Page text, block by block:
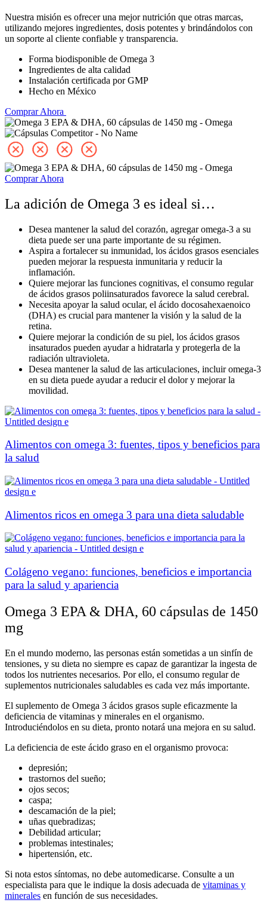
Nuestra misión es ofrecer una mejor nutrición que otras marcas,
utilizando mejores ingredientes, dosis potentes y brindándolos con
un soporte al cliente confiable y transparencia.
Forma biodisponible de Omega 3
Ingredientes de alta calidad
Instalación certificada por GMP
Hecho en México
Comprar Ahora
Comprar Ahora
La adición de Omega 3 es ideal si…
Desea mantener la salud del corazón, agregar omega-3 a su
dieta puede ser una parte importante de su régimen.
Aspira a fortalecer su inmunidad, los ácidos grasos esenciales
pueden mejorar la respuesta inmunitaria y reducir la
inflamación.
Quiere mejorar las funciones cognitivas, el consumo regular
de ácidos grasos poliinsaturados favorece la salud cerebral.
Necesita apoyar la salud ocular, el ácido docosahexaenoico
(DHA) es crucial para mantener la visión y la salud de la
retina.
Quiere mejorar la condición de su piel, los ácidos grasos
insaturados pueden ayudar a hidratarla y protegerla de la
radiación ultravioleta.
Desea mantener la salud de las articulaciones, incluir omega-3
en su dieta puede ayudar a reducir el dolor y mejorar la
movilidad.
Alimentos con omega 3: fuentes, tipos y beneficios para
la salud
Alimentos ricos en omega 3 para una dieta saludable
Colágeno vegano: funciones, beneficios e importancia
para la salud y apariencia
Omega 3 EPA & DHA, 60 cápsulas de 1450
mg
En el mundo moderno, las personas están sometidas a un sinfín de
tensiones, y su dieta no siempre es capaz de garantizar la ingesta de
todos los nutrientes necesarios. Por ello, el consumo regular de
suplementos nutricionales saludables es cada vez más importante.
El suplemento de Omega 3 ácidos grasos suple eficazmente la
deficiencia de vitaminas y minerales en el organismo.
Introduciéndolos en su dieta, pronto notará una mejora en su salud.
La deficiencia de este ácido graso en el organismo provoca:
depresión;
trastornos del sueño;
ojos secos;
caspa;
descamación de la piel;
uñas quebradizas;
Debilidad articular;
problemas intestinales;
hipertensión, etc.
Si nota estos síntomas, no debe automedicarse. Consulte a un
especialista para que le indique la dosis adecuada de vitaminas y
minerales en función de sus necesidades.